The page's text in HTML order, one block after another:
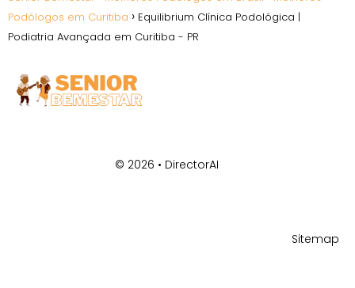
Podólogos em Curitiba
Equilibrium Clínica Podológica |
Podiatria Avançada em Curitiba - PR
© 2026 • DirectorAI
Sitemap